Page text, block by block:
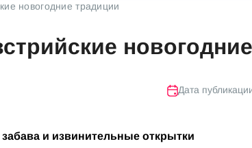
новогодние традиции
Дата
и извинительные открытки